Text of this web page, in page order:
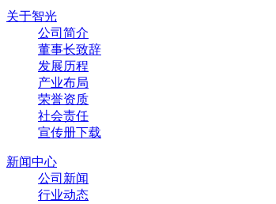
关于智光
公司简介
董事长致辞
发展历程
产业布局
荣誉资质
社会责任
宣传册下载
新闻中心
公司新闻
行业动态